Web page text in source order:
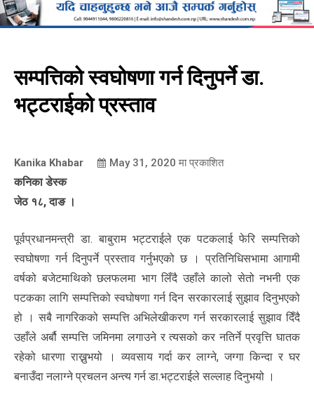
सम्पत्तिको स्वघोषणा गर्न दिनुपर्ने डा.
भट्टराईको प्रस्ताव
Kanika Khabar May 31, 2020 मा प्रकाशित
कनिका डेस्क
जेठ १८, दाङ ।
पूर्वप्रधानमन्त्री डा. बाबुराम भट्टराईले एक पटकलाई फेरि सम्पत्तिको
स्वघोषणा गर्न दिनुपर्ने प्रस्ताव गर्नुभएको छ । प्रतिनिधिसभामा आगामी
वर्षको बजेटमाथिको छलफलमा भाग लिँदै उहाँले कालो सेतो नभनी एक
पटकका लागि सम्पत्तिको स्वघोषणा गर्न दिन सरकारलाई सुझाव दिनुभएको
हो । सबै नागरिकको सम्पत्ति अभिलेखीकरण गर्न सरकारलाई सुझाव दिँदै
उहाँले अर्बौ सम्पत्ति जमिनमा लगाउने र त्यसको कर नतिर्ने प्रवृत्ति घातक
रहेको धारणा राख्नुभयो । व्यवसाय गर्दा कर लाग्ने, जग्गा किन्दा र घर
बनाउँदा नलाग्ने प्रचलन अन्त्य गर्न डा.भट्टराईले सल्लाह दिनुभयो ।